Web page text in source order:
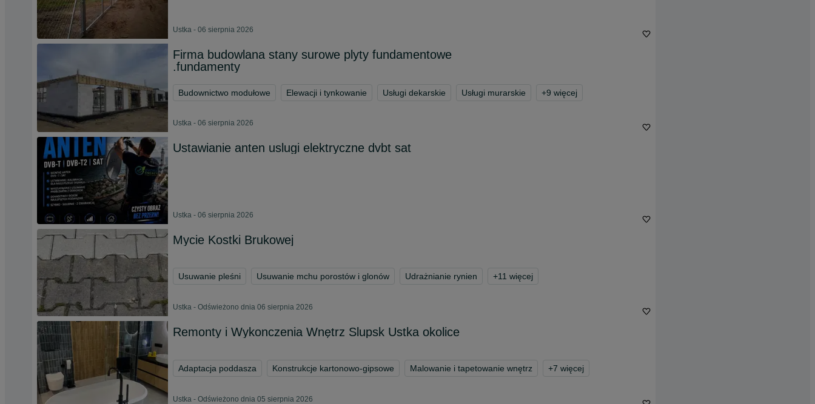
Ustka - 06 sierpnia 2026
Firma budowlana stany surowe plyty fundamentowe
.fundamenty
Budownictwo modułowe Elewacji i tynkowanie Usługi dekarskie Usługi murarskie +9 więcej
Ustka - 06 sierpnia 2026
Ustawianie anten uslugi elektryczne dvbt sat
Ustka - 06 sierpnia 2026
Mycie Kostki Brukowej
Usuwanie pleśni Usuwanie mchu porostów i glonów Udrażnianie rynien +11 więcej
Ustka - Odświeżono dnia 06 sierpnia 2026
Remonty i Wykonczenia Wnętrz Slupsk Ustka okolice
Adaptacja poddasza Konstrukcje kartonowo-gipsowe Malowanie i tapetowanie wnętrz +7 więcej
Ustka - Odświeżono dnia 05 sierpnia 2026